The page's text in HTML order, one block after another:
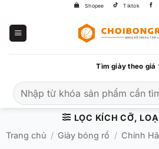
Shopee Tiktok
Tìm giày theo giá
kiếm:
LỌC KÍCH CỠ,
Trang chủ / Giày bóng rổ / Chính